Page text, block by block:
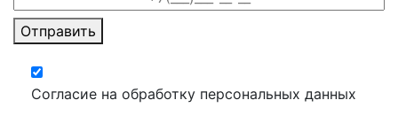
Отправить
Согласие на обработку персональных данных